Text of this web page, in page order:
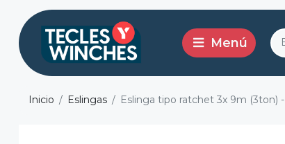
Inicio Eslingas Eslinga tipo ratchet 3x 9m (3ton) -